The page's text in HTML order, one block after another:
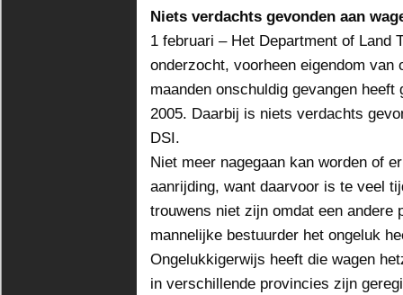
Niets verdachts gevonden aan
1 februari – Het Department of Land
onderzocht, voorheen eigendom
maanden onschuldig gevangen
2005. Daarbij is niets verdachts
DSI.
Niet meer nagegaan kan worden of
aanrijding, want daarvoor is te veel
trouwens niet zijn omdat een andere
mannelijke bestuurder het ongeluk
Ongelukkigerwijs heeft die wagen
in verschillende provincies zijn